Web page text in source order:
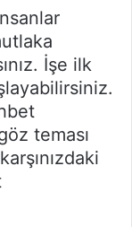
İşe ilk
teması